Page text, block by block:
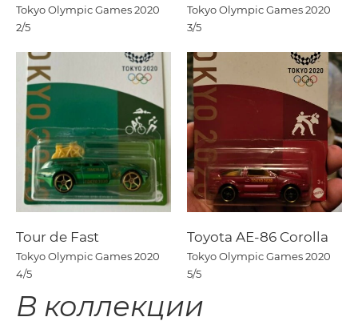
Tokyo Olympic Games 2020
2/5
Tokyo Olympic Games 2020
3/5
Tour de Fast
Tokyo Olympic Games 2020
4/5
Toyota AE-86 Corolla
Tokyo Olympic Games 2020
5/5
В коллекции